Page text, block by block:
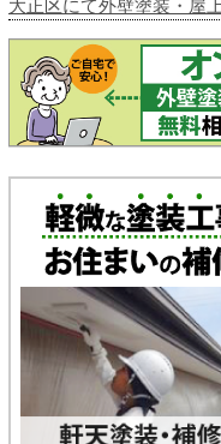
大正区にて外壁塗装・屋